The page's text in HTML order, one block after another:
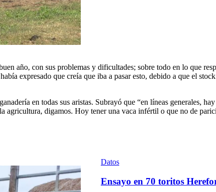
año, con sus problemas y dificultades; sobre todo en lo que
expresado que creía que iba a pasar esto, debido a que el
en todas sus aristas. Subrayó que “en líneas generales,
agricultura, digamos. Hoy tener una vaca infértil o que no de
Datos
Ensayo en 70 toritos